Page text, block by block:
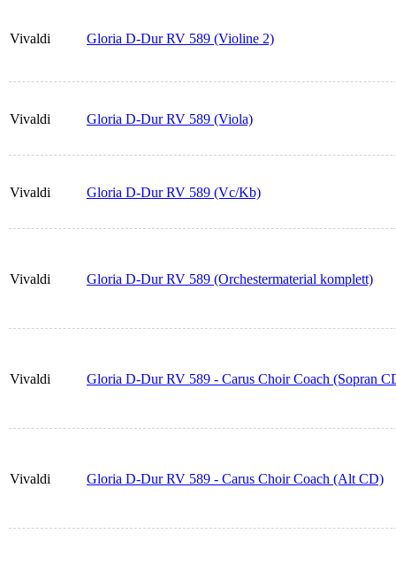
Vivaldi Gloria D-Dur RV 589 (Violine 2)
Vivaldi Gloria D-Dur RV 589 (Viola)
Vivaldi Gloria D-Dur RV 589 (Vc/Kb)
Vivaldi Gloria D-Dur RV 589 (Orchestermaterial komplett)
Vivaldi Gloria D-Dur RV 589 - Carus Choir Coach (Sopran
Vivaldi Gloria D-Dur RV 589 - Carus Choir Coach (Alt CD)